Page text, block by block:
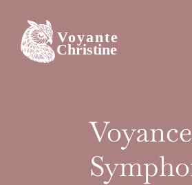
content